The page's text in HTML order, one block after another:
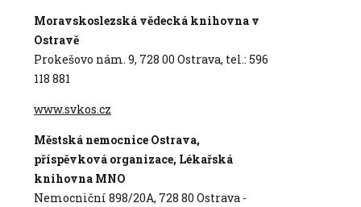
Moravskoslezská vědecká knihovna v
Ostravě
Prokešovo nám. 9, 728 00 Ostrava, tel.: 596
118 881
www.svkos.cz
Městská nemocnice Ostrava,
příspěvková organizace, Lékařská
knihovna MNO
Nemocniční 898/20A, 728 80 Ostrava -